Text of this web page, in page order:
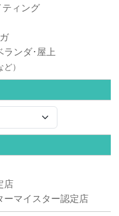
ティング
ランダ･屋上
）
店
ーマイスター認定店